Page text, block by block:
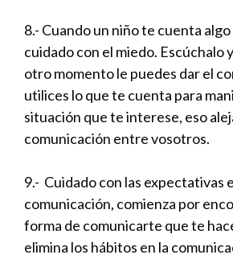
8.- Cuando un niño te cuenta
cuidado con el miedo. Escúchalo
otro momento le puedes dar el
utilices lo que te cuenta para
situación que te interese, eso
comunicación entre vosotros.
9.- Cuidado con las expectativas
comunicación, comienza por
forma de comunicarte que te
elimina los hábitos en la